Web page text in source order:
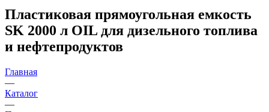
Пластиковая прямоугольная емкость
SK 2000 л OIL для дизельного топлива
и нефтепродуктов
Главная
—
Каталог
—